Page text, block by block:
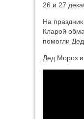
26 и 27
На
Кларой
помогли
Дед Мороз и